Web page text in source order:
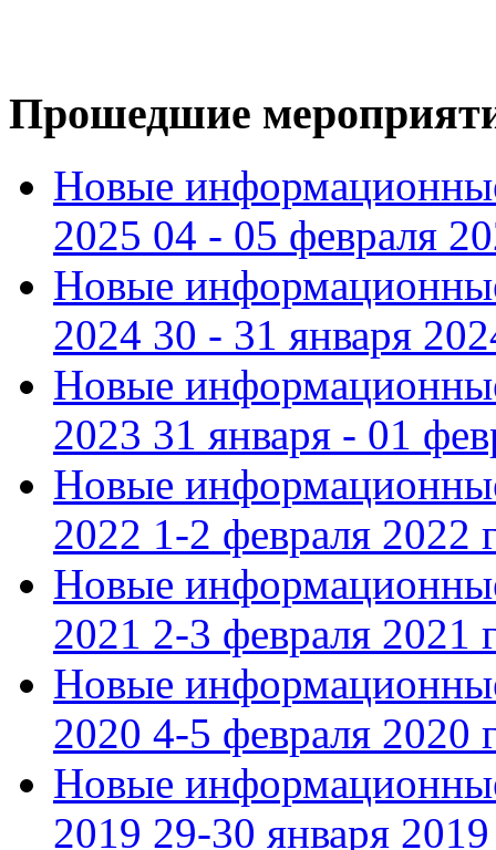
Прошедшие
Новые
2025 04 - 05 февраля
Новые
2024 30 - 31 января
Новые
2023 31 января - 01
Новые
2022 1-2 февраля 2022
Новые
2021 2-3 февраля 2021
Новые
2020 4-5 февраля 2020
Новые
2019 29-30 января 2019